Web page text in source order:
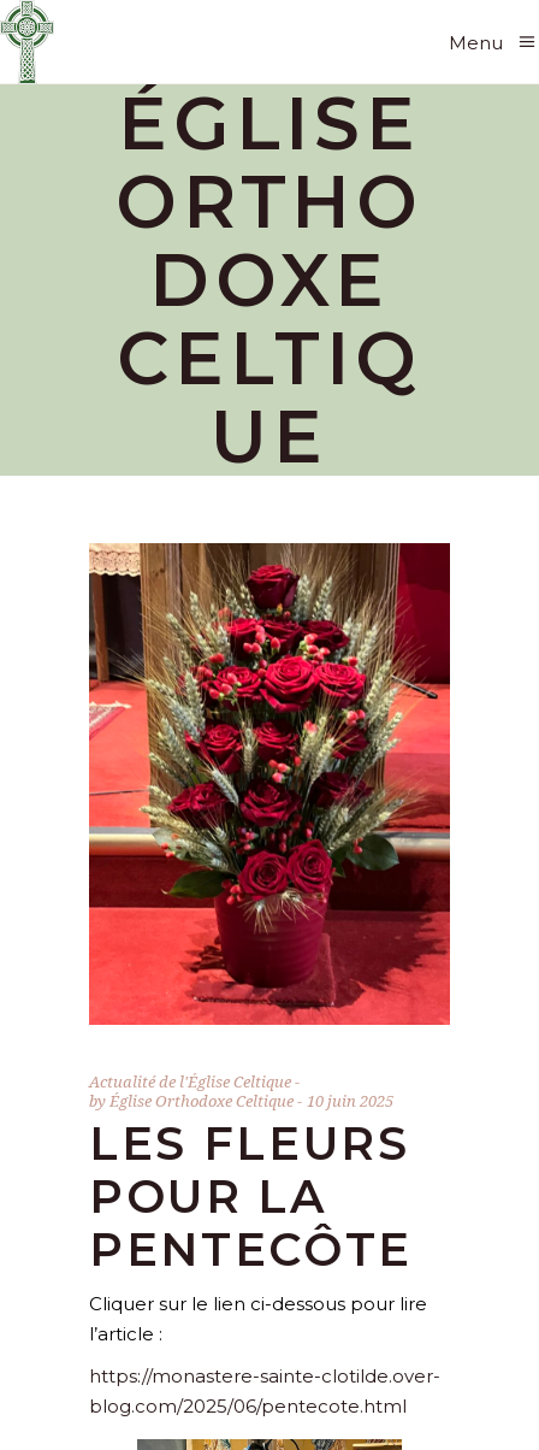
Menu
ÉGLISE
ORTHO
DOXE
CELTIQ
UE
Actualité de l'Église Celtique
byÉglise Orthodoxe Celtique 10 juin 2025
LES FLEURS
POUR LA
PENTECÔTE
Cliquer sur le lien ci-dessous pour lire
l’article :
https://monastere-sainte-clotilde.over-
blog.com/2025/06/pentecote.html